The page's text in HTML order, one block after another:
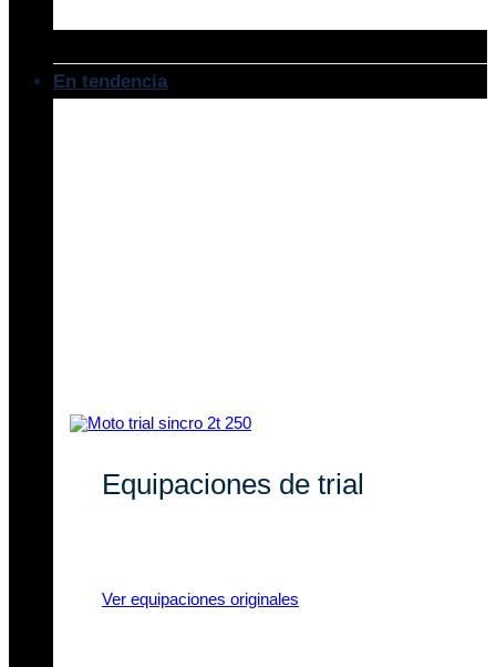
En tendencia
Equipaciones de trial
Ver equipaciones originales